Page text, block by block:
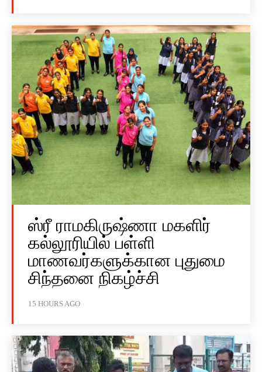
ஸ்ரீ ராமகிருஷ்ணா மகளிர்
கல்லூரியில் பள்ளி
மாணவர்களுக்கான புதுமை
சிந்தனை நிகழ்ச்சி
15 HOURS AGO